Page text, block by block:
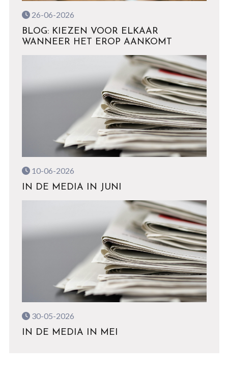
26-06-2026
BLOG: KIEZEN VOOR ELKAAR
WANNEER HET EROP AANKOMT
10-06-2026
IN DE MEDIA IN JUNI
30-05-2026
IN DE MEDIA IN MEI